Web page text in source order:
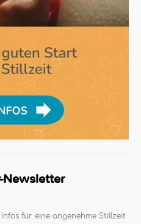
Newsletter
für eine angenehme Stillzeit